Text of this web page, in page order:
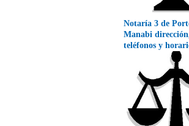
Notaría 3 de
Manabi
teléfonos y